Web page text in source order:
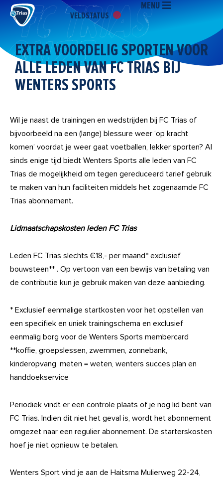
naar
inhoud
VELDSTATUS
MENU
EXTRA VOORDELIG SPORTEN VOOR
ALLE LEDEN VAN FC TRIAS BIJ
WENTERS SPORTS
Wil je naast de trainingen en wedstrijden bij FC Trias of
bijvoorbeeld na een (lange) blessure weer ‘op kracht
komen’ voordat je weer gaat voetballen, lekker sporten? Al
sinds enige tijd biedt Wenters Sports alle leden van FC
Trias de mogelijkheid om tegen gereduceerd tarief gebruik
te maken van hun faciliteiten middels het zogenaamde FC
Trias abonnement.
Lidmaatschapskosten leden FC Trias
Leden FC Trias slechts €18,- per maand* exclusief
bouwsteen** . Op vertoon van een bewijs van betaling van
de contributie kun je gebruik maken van deze aanbieding.
* Exclusief eenmalige startkosten voor het opstellen van
een specifiek en uniek trainingschema en exclusief
eenmalig borg voor de Wenters Sports membercard
**koffie, groepslessen, zwemmen, zonnebank,
kinderopvang, meten = weten, wenters succes plan en
handdoekservice
Periodiek vindt er een controle plaats of je nog lid bent van
FC Trias. Indien dit niet het geval is, wordt het abonnement
omgezet naar een regulier abonnement. De starterskosten
hoef je niet opnieuw te betalen.
Wenters Sport vind je aan de Haitsma Mulierweg 22-24,